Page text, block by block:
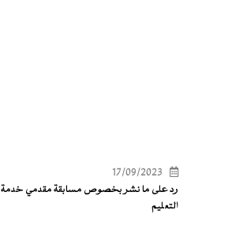
17/09/2023
رد على ما نشر بخصوص مسابقة مقدمي خدمة
التعليم